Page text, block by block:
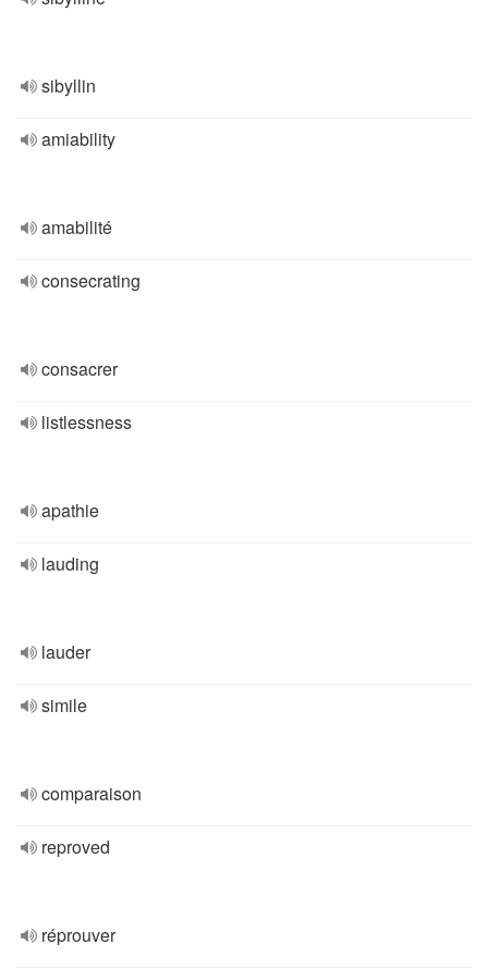
sibyllin
amiability
amabilité
consecrating
consacrer
listlessness
apathie
lauding
lauder
simile
comparaison
reproved
réprouver